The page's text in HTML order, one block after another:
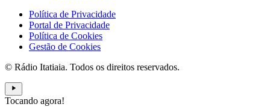
Política de Privacidade
Portal de Privacidade
Política de Cookies
Gestão de Cookies
© Rádio Itatiaia. Todos os direitos reservados.
Tocando agora!